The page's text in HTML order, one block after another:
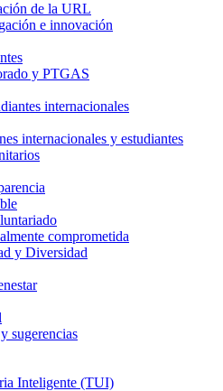
de la URL
e innovación
y PTGAS
internacionales
internacionales y estudiantes
comprometida
y Diversidad
sugerencias
Inteligente (TUI)